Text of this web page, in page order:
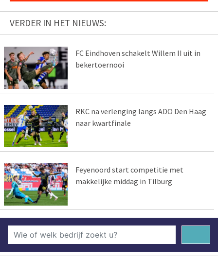
VERDER IN HET NIEUWS:
FC Eindhoven schakelt Willem II uit in
bekertoernooi
RKC na verlenging langs ADO Den Haag
naar kwartfinale
Feyenoord start competitie met
makkelijke middag in Tilburg